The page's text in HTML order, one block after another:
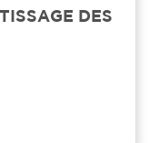
DES